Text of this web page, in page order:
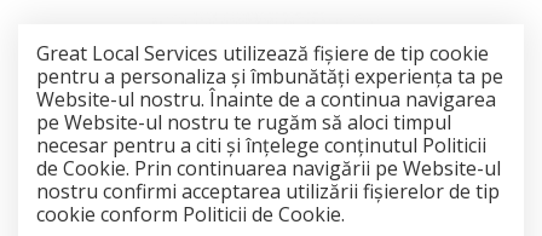
Great Local Services utilizează fişiere de tip cookie
pentru a personaliza și îmbunătăți experiența ta pe
Website-ul nostru. Înainte de a continua navigarea
pe Website-ul nostru te rugăm să aloci timpul
necesar pentru a citi și înțelege conținutul Politicii
de Cookie. Prin continuarea navigării pe Website-ul
nostru confirmi acceptarea utilizării fişierelor de tip
cookie conform Politicii de Cookie.